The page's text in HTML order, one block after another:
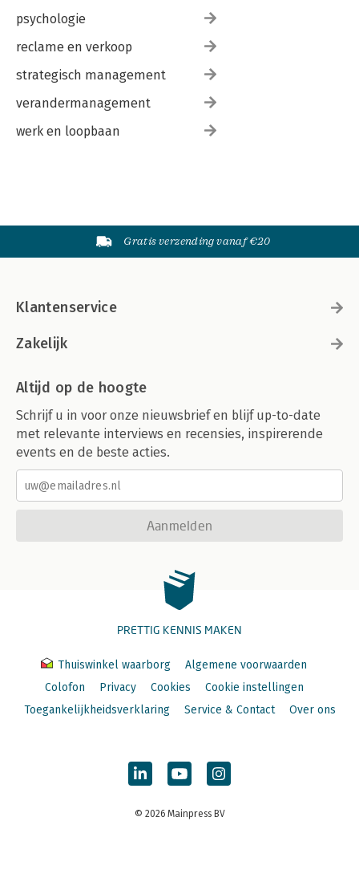
psychologie
reclame en verkoop
strategisch management
verandermanagement
werk en loopbaan
Gratis verzending vanaf €20
Klantenservice
Zakelijk
Altijd op de hoogte
Schrijf u in voor onze nieuwsbrief en blijf up-to-date
met relevante interviews en recensies, inspirerende
events en de beste acties.
Aanmelden
PRETTIG KENNIS MAKEN
Thuiswinkel waarborg
Algemene voorwaarden
Colofon
Privacy Cookies
Cookie instellingen
Toegankelijkheidsverklaring
Service & Contact Over ons
© 2026 Mainpress BV